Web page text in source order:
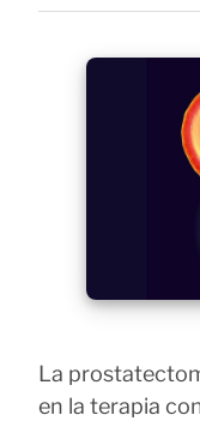
La
en la terapia